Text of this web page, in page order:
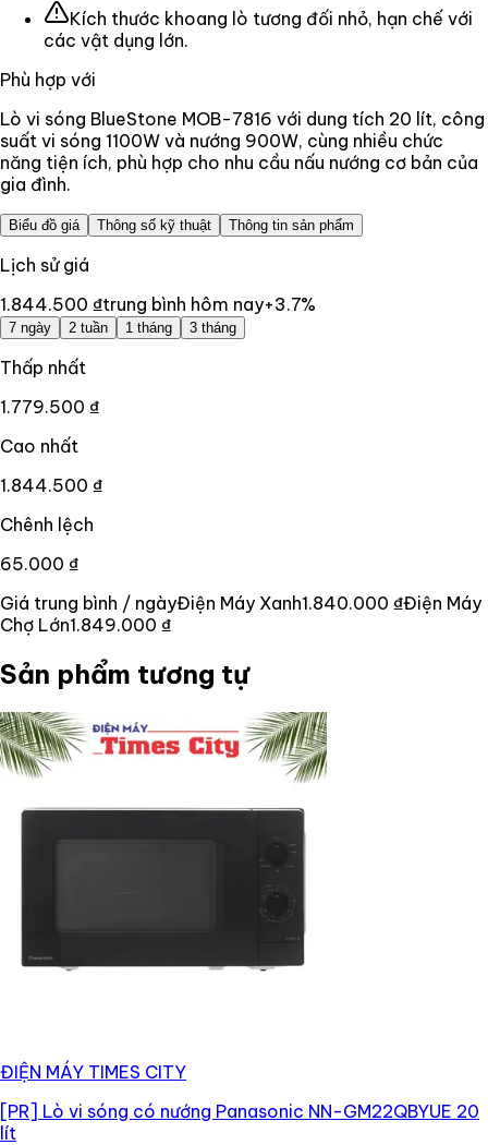
Kích thước khoang lò tương đối nhỏ, hạn chế với
các vật dụng lớn.
Phù hợp với
Lò vi sóng BlueStone MOB-7816 với dung tích 20 lít, công
suất vi sóng 1100W và nướng 900W, cùng nhiều chức
năng tiện ích, phù hợp cho nhu cầu nấu nướng cơ bản của
gia đình.
Biểu đồ giá Thông số kỹ thuật Thông tin sản phẩm
Lịch sử giá
1.844.500 ₫trung bình hôm nay+3.7%
7 ngày 2 tuần 1 tháng 3 tháng
Thấp nhất
1.779.500 ₫
Cao nhất
1.844.500 ₫
Chênh lệch
65.000 ₫
Giá trung bình / ngàyĐiện Máy Xanh1.840.000 ₫Điện Máy
Chợ Lớn1.849.000 ₫
Sản phẩm tương tự
ĐIỆN MÁY TIMES CITY
[PR] Lò vi sóng có nướng Panasonic NN-GM22QBYUE 20
lít